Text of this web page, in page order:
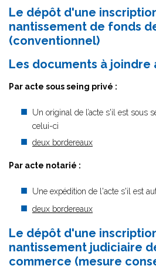
Le dépôt d'une
nantissement de fonds
(conventionnel)
Les documents à joindre
Par acte sous seing privé :
Un original de l’acte s'il est sous
celui-ci
deux bordereaux
Par acte notarié :
Une expédition de l'acte s'il est
deux bordereaux
Le dépôt d'une
nantissement judiciaire
commerce (mesure